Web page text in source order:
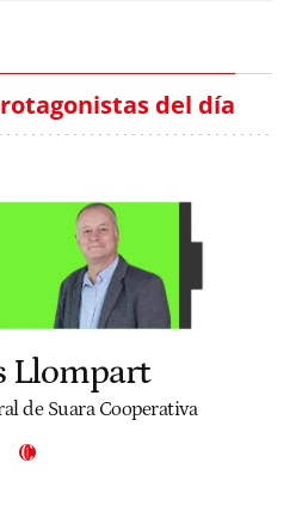
del día
Llompart
de Suara Cooperativa